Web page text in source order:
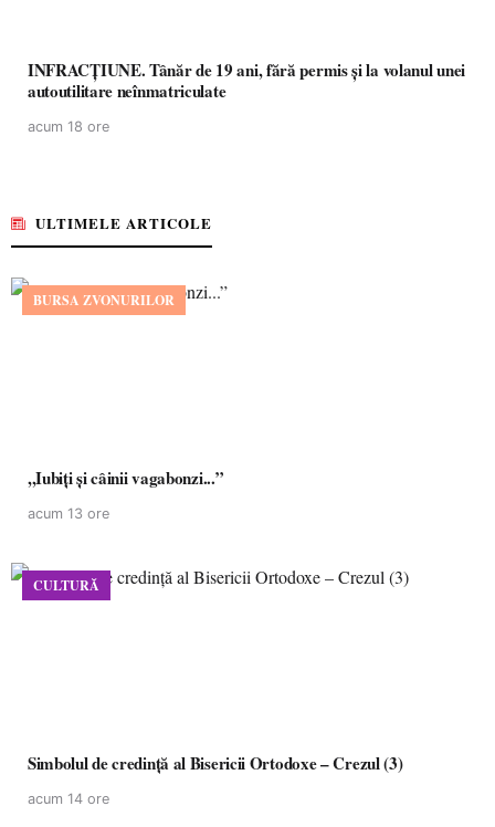
INFRACȚIUNE. Tânăr de 19 ani, fără permis și la volanul unei
autoutilitare neînmatriculate
acum 18 ore
ULTIMELE ARTICOLE
BURSA ZVONURILOR
,,Iubiți și câinii vagabonzi...”
acum 13 ore
CULTURĂ
Simbolul de credinţă al Bisericii Ortodoxe – Crezul (3)
acum 14 ore